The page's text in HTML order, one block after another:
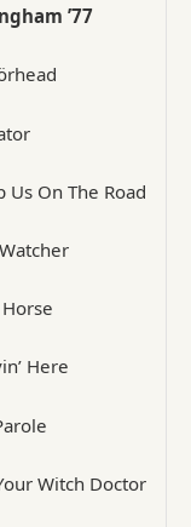
’77
Us On The Road
Here
Witch Doctor